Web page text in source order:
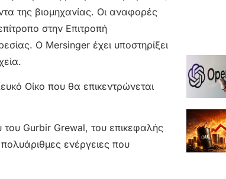
της βιομηχανίας. Οι αναφορές
στην Επιτροπή
Ο Mersinger έχει υποστηρίξει
Οίκο που θα επικεντρώνεται
Gurbir Grewal, του επικεφαλής
ενέργειες που